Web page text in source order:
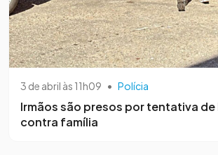
3 de abril às 11h09 • Polícia
Irmãos são presos por tentativa
contra família